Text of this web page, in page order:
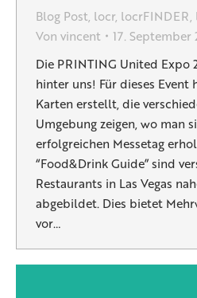
Blog Post, locr, locrFINDER,
Von vincent
17. September
Die PRINTING United Expo
hinter uns! Für dieses
Karten erstellt, die
Umgebung zeigen, wo man
erfolgreichen Messetag
“Food&Drink Guide” sind
Restaurants in Las Vegas
abgebildet. Dies bietet
vor…